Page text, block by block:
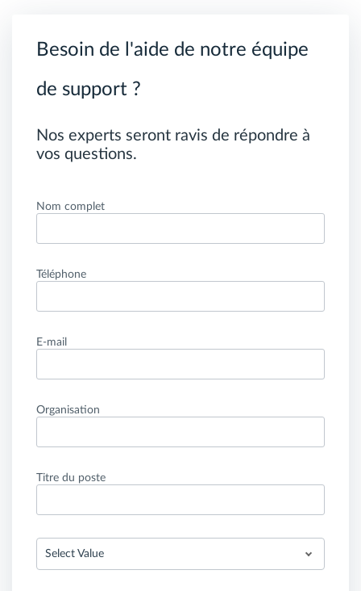
Besoin de l'aide de notre équipe
de support ?
Nos experts seront ravis de répondre à
vos questions.
Nom complet
Téléphone
E-mail
Organisation
Titre du poste
Select Value